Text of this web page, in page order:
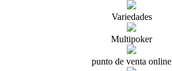
Variedades
Multipoker
punto de venta online